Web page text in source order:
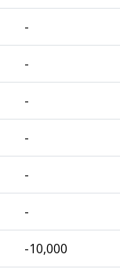
-
-
-
-
-
-
-10,000